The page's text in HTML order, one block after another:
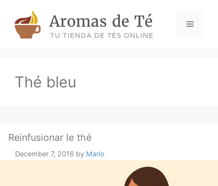
content
Menu
Thé bleu
Reinfusionar le thé
December 7, 2016 by Mario